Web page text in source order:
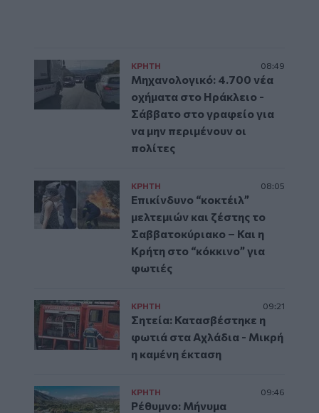
ΚΡΗΤΗ 08:49
Μηχανολογικό: 4.700 νέα
οχήματα στο Ηράκλειο -
Σάββατο στο γραφείο για
να μην περιμένουν οι
πολίτες
ΚΡΗΤΗ 08:05
Επικίνδυνο “κοκτέιλ”
μελτεμιών και ζέστης το
Σαββατοκύριακο – Και η
Κρήτη στο “κόκκινο” για
φωτιές
ΚΡΗΤΗ 09:21
Σητεία: Κατασβέστηκε η
φωτιά στα Αχλάδια - Μικρή
η καμένη έκταση
ΚΡΗΤΗ 09:46
Ρέθυμνο: Μήνυμα